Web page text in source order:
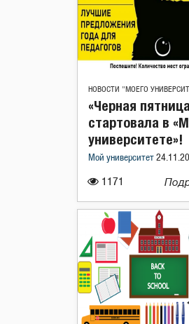
НОВОСТИ "МОЕГО
1171
«Черная
стартовала в
университете»!
Мой университет